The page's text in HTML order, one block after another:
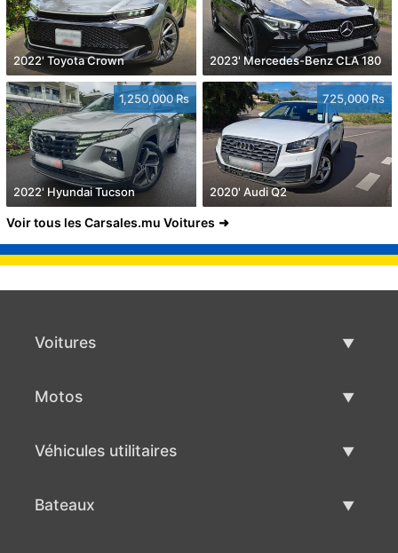
2022' Toyota Crown 2023' Mercedes-Benz CLA 180
1,250,000 Rs
2022' Hyundai Tucson
725,000 Rs
2020' Audi Q2
Voir tous les Carsales.mu Voitures
Voitures
Motos
Véhicules utilitaires
Bateaux